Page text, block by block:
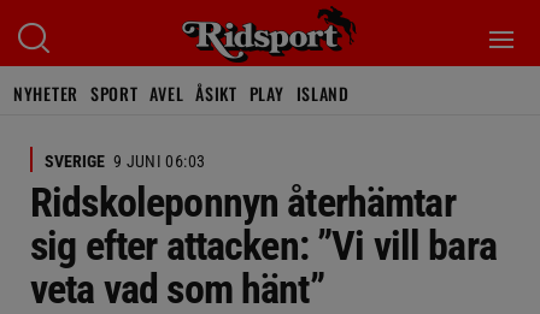
NYHETER SPORT AVEL ÅSIKT PLAY ISLAND
SVERIGE 9 JUNI 06:03
Ridskoleponnyn återhämtar
sig efter attacken: ”Vi vill bara
veta vad som hänt”